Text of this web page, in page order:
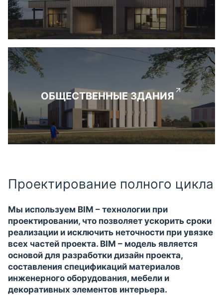
ОБЩЕСТВЕННЫЕ ЗДАНИЯ
Проектирование полного цикла
Мы используем BIM – технологии при
проектировании, что позволяет ускорить сроки
реализации и исключить неточности при увязке
всех частей проекта. BIM – модель является
основой для разработки дизайн проекта,
составления спецификаций материалов
инженерного оборудования, мебели и
декоративных элементов интерьера.